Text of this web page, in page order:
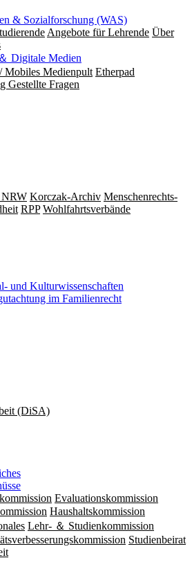
& Sozialforschung (WAS)
Angebote für Lehrende Über
Digitale Medien
Mobiles Medienpult Etherpad
Gestellte Fragen
Korczak-Archiv Men­schen­rechts­
RPP Wohlfahrts­verbände
und Kulturwissenschaften
im Familienrecht
(DiSA)
Evaluationskommission
Haushaltskommission
Lehr- ＆ Studienkommission
Studienbeirat